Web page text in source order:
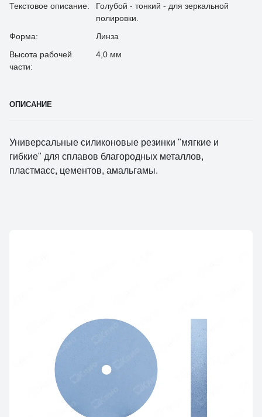
Текстовое описание:
Голубой - тонкий - для зеркальной
полировки.
Форма:
Линза
Высота рабочей
части:
4,0 мм
ОПИСАНИЕ
Универсальные силиконовые резинки "мягкие и
гибкие" для сплавов благородных металлов,
пластмасс, цементов, амальгамы.